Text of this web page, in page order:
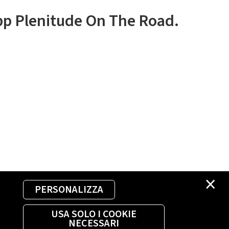
×
PERSONALIZZA
USA SOLO I COOKIE
NECESSARI
Plenitude On The Road.